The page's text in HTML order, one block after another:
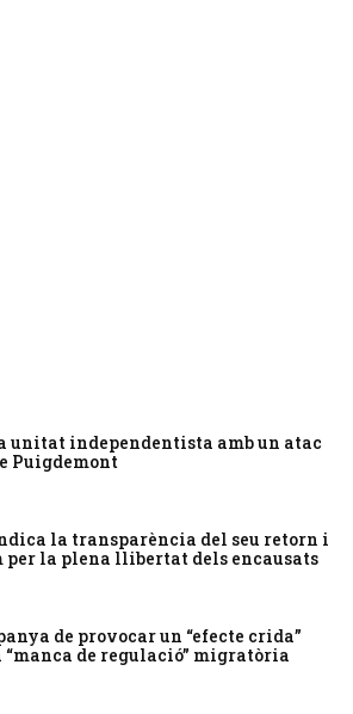
unitat independentista amb un atac
Puigdemont
la transparència del seu retorn i
per la plena llibertat dels encausats
de provocar un “efecte crida”
“manca de regulació” migratòria